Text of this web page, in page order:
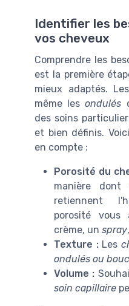
Identifier les
vos cheveux
Comprendre les
est la première
mieux adaptés.
même lesondulés
des soins
et bien définis.
en compte :
Porosité du
manière dont
retiennent
porosité
crème, un spray
Texture :Les
ondulés ou
Volume :
soin capillaire